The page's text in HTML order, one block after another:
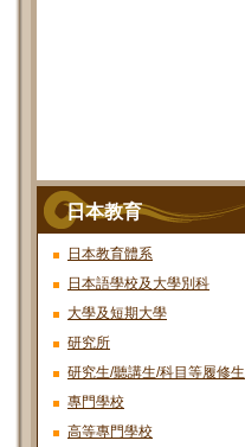
日本教育
日本教育體系
日本語學校及大學別科
大學及短期大學
研究所
研究生/聽講生/科目等履修生
專門學校
高等專門學校